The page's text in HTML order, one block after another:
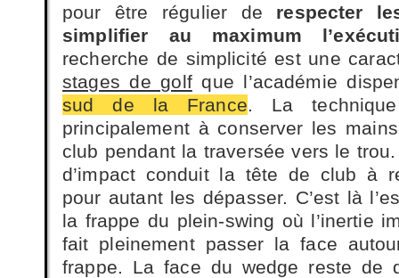
pour être régulier de respecter
simplifier au maximum
recherche de simplicité est une
stages de golfque l’académie
sud de la France. La
principalement à conserver les
club pendant la traversée vers le
d’impact conduit la tête de club à
pour autant les dépasser. C’est là
la frappe du plein-swing où l’inertie
fait pleinement passer la face
frappe. La face du wedge reste de